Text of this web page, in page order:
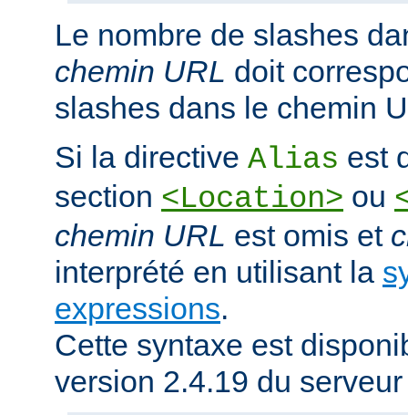
Le nombre de slashes
chemin URL doit
slashes dans le chemin
Si la directive Alias est
section <Location> ou
chemin URL est omis et
interprété en utilisant la
expressions.
Cette syntaxe est
version 2.4.19 du